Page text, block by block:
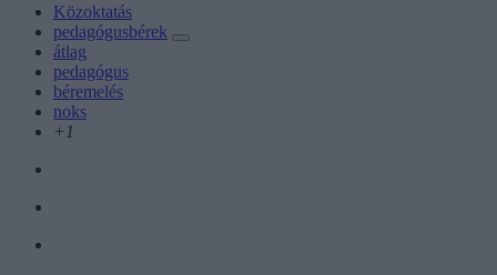
Közoktatás
pedagógusbérek
átlag
pedagógus
béremelés
noks
+1